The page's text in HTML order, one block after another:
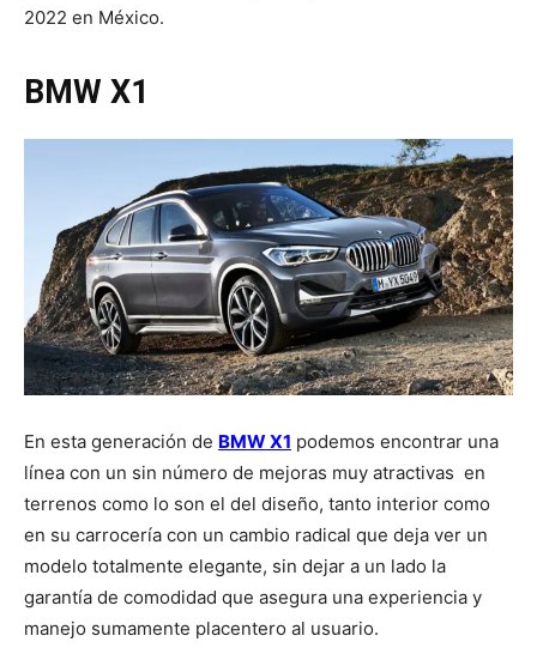
2022 en México.
BMW X1
En esta generación de BMW X1 podemos encontrar una
línea con un sin número de mejoras muy atractivas en
terrenos como lo son el del diseño, tanto interior como
en su carrocería con un cambio radical que deja ver un
modelo totalmente elegante, sin dejar a un lado la
garantía de comodidad que asegura una experiencia y
manejo sumamente placentero al usuario.